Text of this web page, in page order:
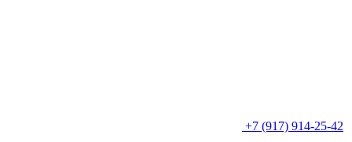
+7 (917) 914-25-42